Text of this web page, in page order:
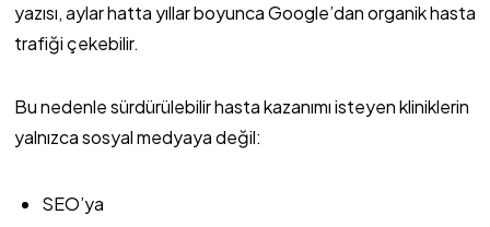
yazısı, aylar hatta yıllar boyunca Google’dan organik hasta
trafiği çekebilir.
Bu nedenle sürdürülebilir hasta kazanımı isteyen kliniklerin
yalnızca sosyal medyaya değil:
SEO’ya